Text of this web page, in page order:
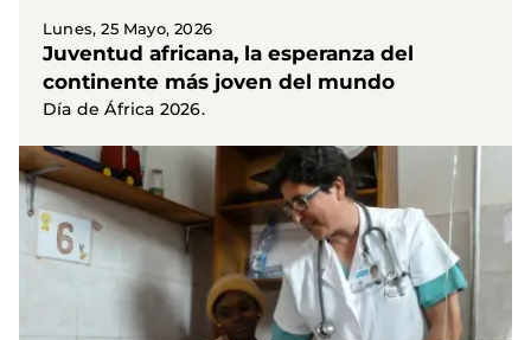
Lunes, 25 Mayo, 2026
Juventud africana, la esperanza del
continente más joven del mundo
Día de África 2026.